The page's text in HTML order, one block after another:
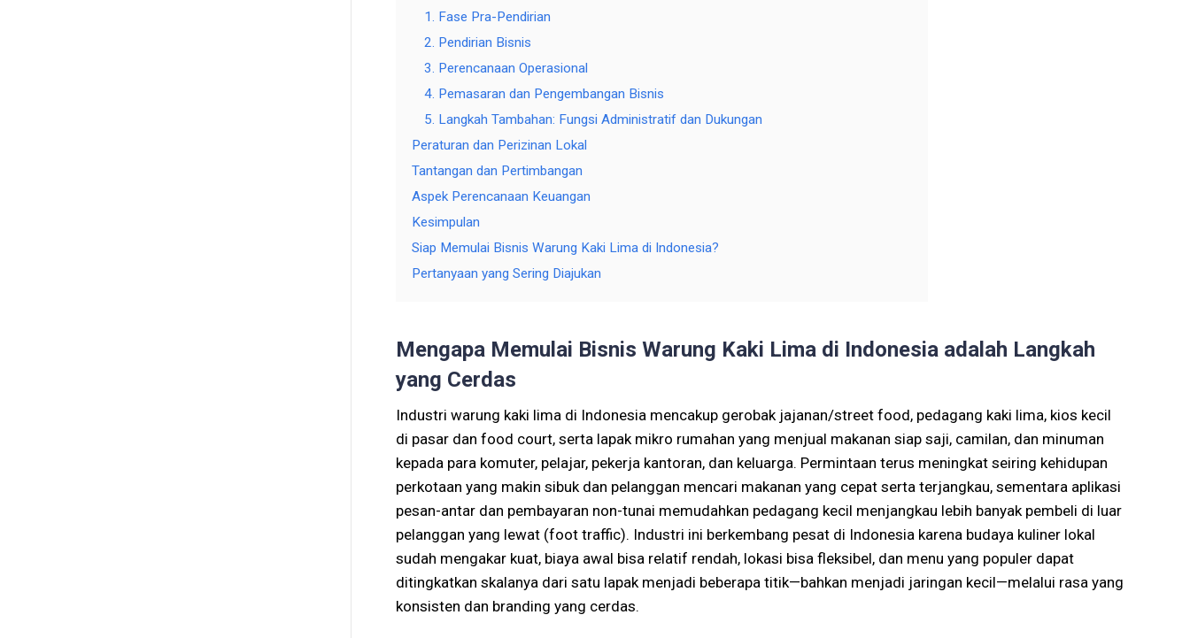
1. Fase Pra-Pendirian
2. Pendirian Bisnis
3. Perencanaan Operasional
4. Pemasaran dan Pengembangan Bisnis
5. Langkah Tambahan: Fungsi Administratif dan Dukungan
Peraturan dan Perizinan Lokal
Tantangan dan Pertimbangan
Aspek Perencanaan Keuangan
Kesimpulan
Siap Memulai Bisnis Warung Kaki Lima di Indonesia?
Pertanyaan yang Sering Diajukan
Mengapa Memulai Bisnis Warung Kaki Lima di Indonesia adalah Langkah
yang Cerdas
Industri warung kaki lima di Indonesia mencakup gerobak jajanan/street food, pedagang kaki lima, kios kecil
di pasar dan food court, serta lapak mikro rumahan yang menjual makanan siap saji, camilan, dan minuman
kepada para komuter, pelajar, pekerja kantoran, dan keluarga. Permintaan terus meningkat seiring kehidupan
perkotaan yang makin sibuk dan pelanggan mencari makanan yang cepat serta terjangkau, sementara aplikasi
pesan-antar dan pembayaran non-tunai memudahkan pedagang kecil menjangkau lebih banyak pembeli di luar
pelanggan yang lewat (foot traffic). Industri ini berkembang pesat di Indonesia karena budaya kuliner lokal
sudah mengakar kuat, biaya awal bisa relatif rendah, lokasi bisa fleksibel, dan menu yang populer dapat
ditingkatkan skalanya dari satu lapak menjadi beberapa titik—bahkan menjadi jaringan kecil—melalui rasa yang
konsisten dan branding yang cerdas.